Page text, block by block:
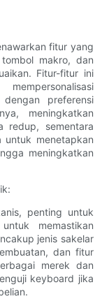
fitur yang
makro, dan
Fitur-fitur ini
preferensi
meningkatkan
redup, sementara
untuk menetapkan
meningkatkan
penting untuk
memastikan
jenis sakelar
dan fitur
merek dan
keyboard jika